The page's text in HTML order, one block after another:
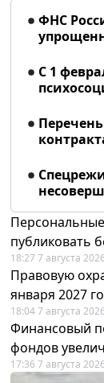
ФНС
С 1
публиковать
18:27 7 августа 2026
Правовую
января 2027
18:04 7 августа 2026
Финансовый
фондов
17:36 7 августа 2026